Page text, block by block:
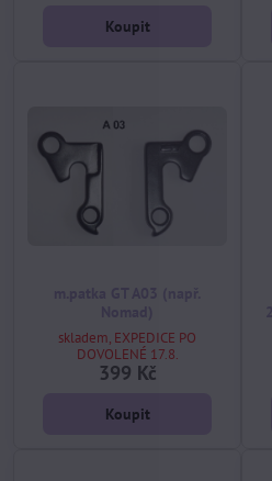
Koupit
skladem, EXPEDICE PO
DOVOLENÉ 17.8.
399 Kč
Koupit